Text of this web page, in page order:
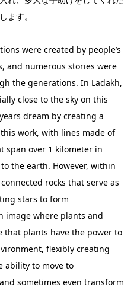
ます。
were created by people’s
and numerous stories were
the generations. In Ladakh,
close to the sky on this
dream by creating a
work, with lines made of
span over 1 kilometer in
the earth. However, within
rocks that serve as
stars to form
image where plants and
plants have the power to
flexibly creating
ability to move to
sometimes even transform